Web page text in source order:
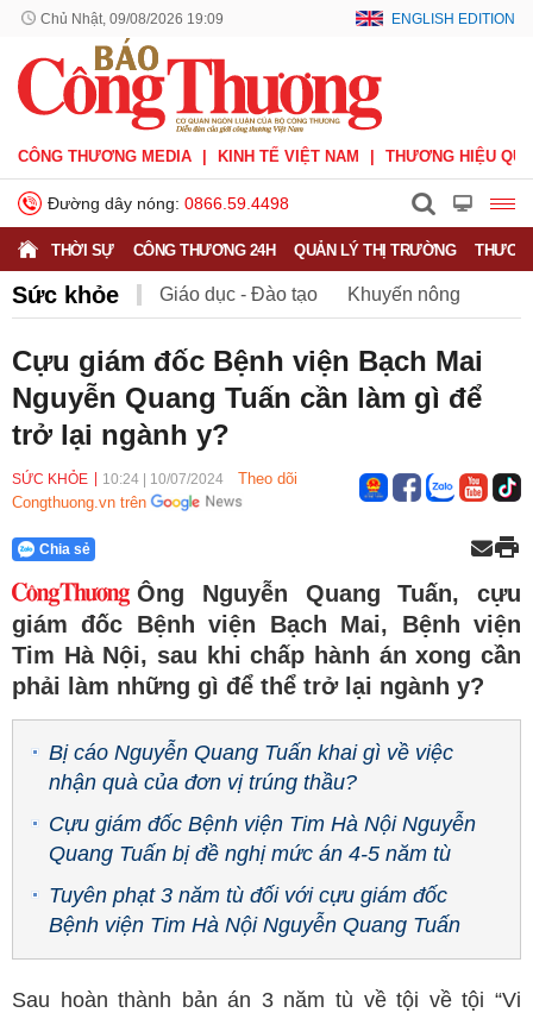
Chủ Nhật, 09/08/2026 19:09 ENGLISH EDITION
CÔNG THƯƠNG MEDIA KINH TẾ VIỆT NAM THƯƠNG HIỆU
Đường dây nóng: 0866.59.4498
THỜI SỰ CÔNG THƯƠNG 24H QUẢN LÝ THỊ TRƯỜNG
Sức khỏe Giáo dục - Đào tạo Khuyến nông
Phát triển bền vững Sức khỏe Việc làm
Cựu giám đốc Bệnh viện Bạch Mai
Nguyễn Quang Tuấn cần làm gì để
trở lại ngành y?
SỨC KHỎE 10:24 10/07/2024
Theo dõi
Congthuong.vn trên
Chia sẻ
Ông Nguyễn Quang Tuấn, cựu
giám đốc Bệnh viện Bạch Mai, Bệnh viện
Tim Hà Nội, sau khi chấp hành án xong cần
phải làm những gì để thể trở lại ngành y?
Bị cáo Nguyễn Quang Tuấn khai gì về việc
nhận quà của đơn vị trúng thầu?
Cựu giám đốc Bệnh viện Tim Hà Nội Nguyễn
Quang Tuấn bị đề nghị mức án 4-5 năm tù
Tuyên phạt 3 năm tù đối với cựu giám đốc
Bệnh viện Tim Hà Nội Nguyễn Quang Tuấn
Sau hoàn thành bản án 3 năm tù về tội về tội “Vi